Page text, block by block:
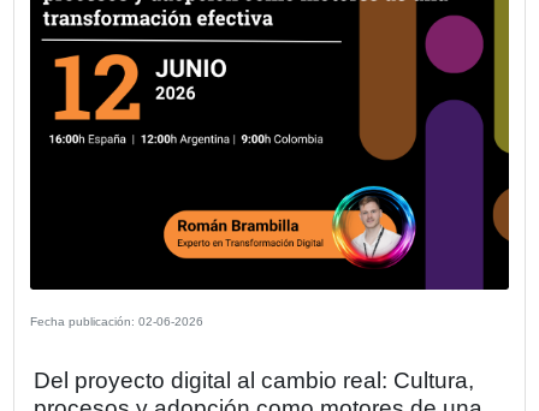
Fecha publicación: 11-06-2026
Concluye con éxito la 1ª Ronda de
el GCBA y FUNIBER